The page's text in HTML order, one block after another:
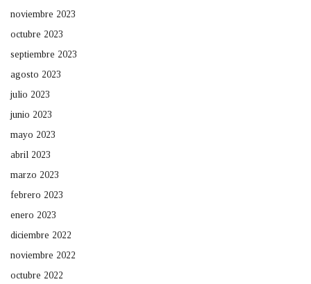
noviembre 2023
octubre 2023
septiembre 2023
agosto 2023
julio 2023
junio 2023
mayo 2023
abril 2023
marzo 2023
febrero 2023
enero 2023
diciembre 2022
noviembre 2022
octubre 2022